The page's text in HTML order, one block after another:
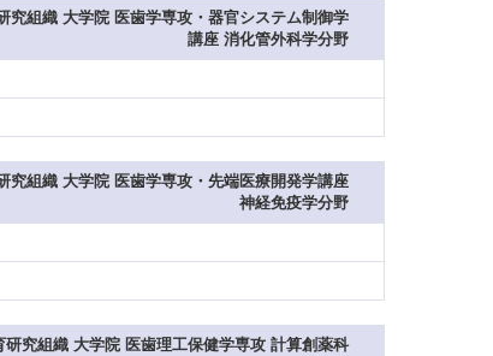
究組織 大学院 医歯学専攻・器官システム制御学
講座 消化管外科学分野
究組織 大学院 医歯学専攻・先端医療開発学講座
神経免疫学分野
研究組織 大学院 医歯理工保健学専攻 計算創薬科